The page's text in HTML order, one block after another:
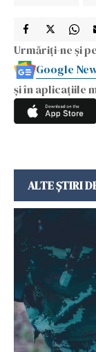
Urmăriți-ne și pe
Google
și în aplicațiile
ALTE ȘTIRI